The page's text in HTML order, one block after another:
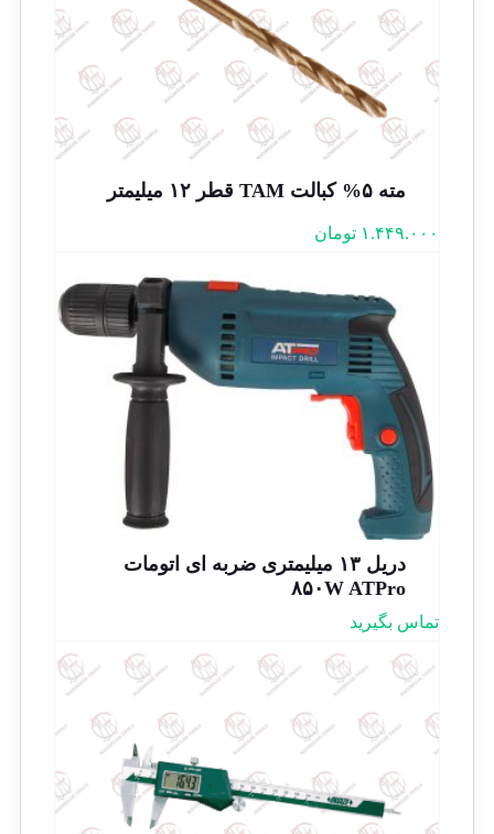
مته ۵% کبالت TAM قطر ۱۲ میلیمتر
۱.۴۴۹.۰۰۰ تومان
دریل ۱۳ میلیمتری ضربه ای اتومات
۸۵۰W ATPro
تماس بگیرید